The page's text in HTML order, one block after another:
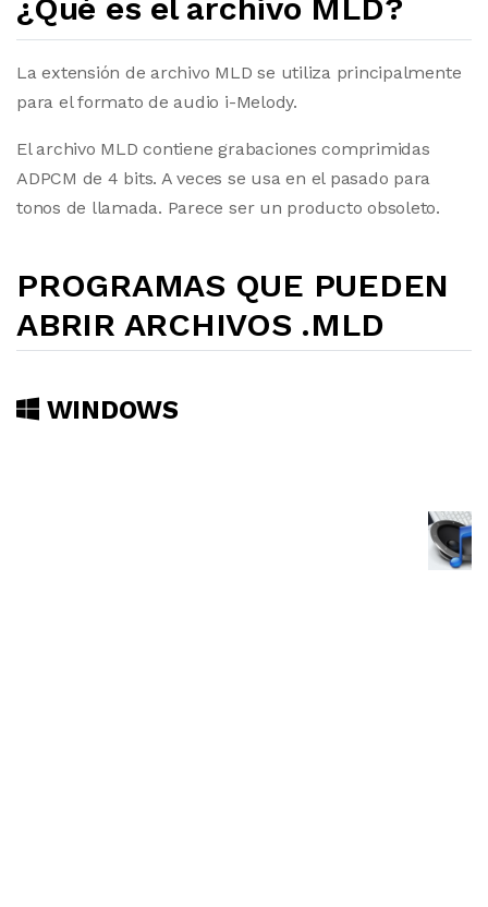
¿Qué es el archivo MLD?
La extensión de archivo MLD se utiliza principalmente
para el formato de audio i-Melody.
El archivo MLD contiene grabaciones comprimidas
ADPCM de 4 bits. A veces se usa en el pasado para
tonos de llamada. Parece ser un producto obsoleto.
PROGRAMAS QUE PUEDEN
ABRIR ARCHIVOS .MLD
WINDOWS